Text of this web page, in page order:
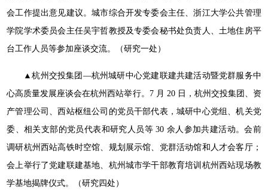
会工作提出意见建议。城市综合开发专委会主任、浙江大学公共管理
学院学术委员会主任吴宇哲教授及专委会秘书处负责人、土地住房平
台工作人员等参加座谈交流。（研究一处）
▲杭州交投集团—杭州城研中心党建联建共建活动暨党群服务中
心高质量发展座谈会在杭州西站举行。7 月 20 日，杭州 交投集团、资
产管理公司、西站枢纽公司的党员干部代表，城研中心党组、机关党
委、相关支部的党员代表和研究人员等 30 余 人参加共建活动。会前
调研杭州西站高铁时空馆、规划展示馆、 党群活动馆和人才会客厅；
会上举行了党建联建基地、杭州城市学干部教育培训杭州西站现场教
学基地揭牌仪式。（研究四处）